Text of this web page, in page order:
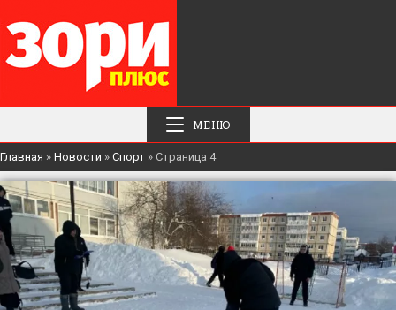
МЕНЮ
Главная » Новости » Спорт » Страница 4